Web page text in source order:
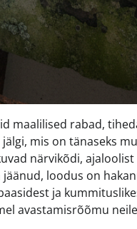
maalilised rabad,
mis on tänaseks
närvikõdi,
loodus on
ja
avastamisrõõmu